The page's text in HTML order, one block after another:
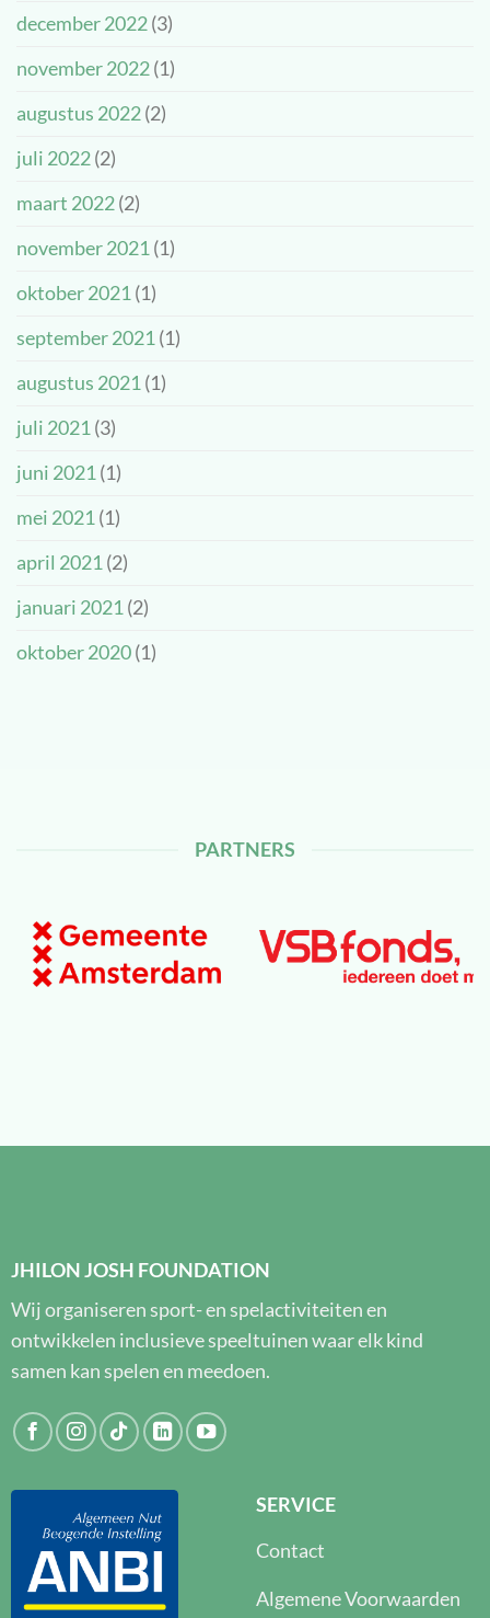
december 2022(3)
november 2022(1)
augustus 2022(2)
juli 2022(2)
maart 2022(2)
november 2021 (1)
oktober 2021 (1)
september 2021 (1)
augustus 2021 (1)
juli 2021 (3)
juni 2021 (1)
mei 2021 (1)
april 2021 (2)
januari 2021 (2)
oktober 2020(1)
PARTNERS
JHILON JOSH FOUNDATION
Wij organiseren sport- en spelactiviteiten en
ontwikkelen inclusieve speeltuinen waar elk kind
samen kan spelen en meedoen.
SERVICE
Contact
Algemene Voorwaarden